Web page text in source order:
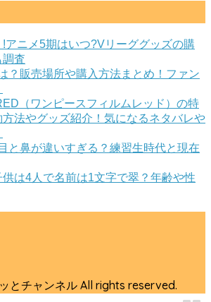
アニメ5期はいつ?Vリーググッズの購
調査
？販売場所や購入方法まとめ！ファン
（ワンピースフィルムレッド）の特
法やグッズ紹介！気になるネタバレや
と鼻が違いすぎる？練習生時代と現在
は4人で名前は1文字で翠？年齢や性
とチャンネル All rights reserved.